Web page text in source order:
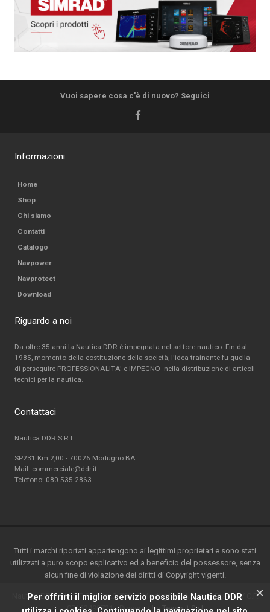
Per offrirti il miglior servizio possibile Nautica DDR
×
Vuoi sapere cosa c'è di nuovo? Seguici
Informazioni
Home
Shop
Chi siamo
Contatti
Catalogo
Navpower
Navprotect
Download
Riguardo a noi
Da oltre 35 anni la Nautica DDR è impegnata nel settore nautico. Fin dal
1985, momento della costituzione della società, l'idea trainante fu quella
di perseguire PROFESSIONALITA' e IMPEGNO nella distribuzione di articoli
tecnici per la nautica.
Contattaci
Nautica DDR S.R.L.
SP231 Km 2,00 - 70026 Modugno BA
Mail: commerciale@ddr.it
Telefono: 080 535 2863
Tutti i marchi riportati appartengono ai legittimi proprietari e sono stati
utilizzati a puro scopo esplicativo ed a beneficio del possessore, senza
alcun fine di violazione dei diritti di Copyright vigenti.
Nautica DDR srl - S.P. 231 km.2-70026 Modugno(BA) - Italy-P.ta IVA / C.F.
07162490721 - Powered by Teseo.it S.r.l